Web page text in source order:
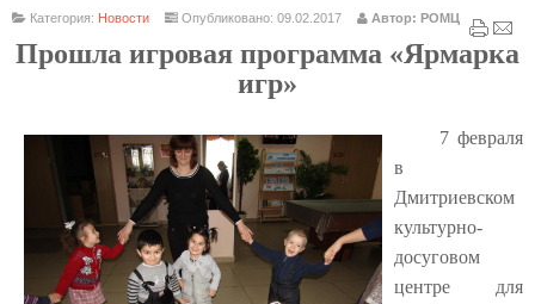
Категория: Новости Опубликовано: 09.02.2017 Автор: РОМЦ
Прошла игровая программа «Ярмарка
игр»
7 февраля
в
Дмитриевском
культурно-
досуговом
центре для